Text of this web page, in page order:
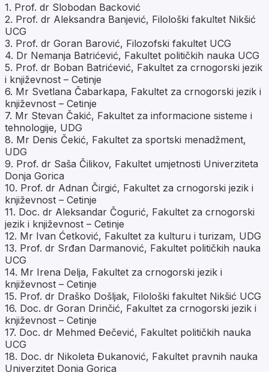
1. Prof. dr Slobodan Backović
2. Prof. dr Aleksandra Banjević, Filološki fakultet Nikšić
UCG
3. Prof. dr Goran Barović, Filozofski fakultet UCG
4. Dr Nemanja Batrićević, Fakultet političkih nauka UCG
5. Prof. dr Boban Batrićević, Fakultet za crnogorski jezik
i književnost – Cetinje
6. Mr Svetlana Čabarkapa, Fakultet za crnogorski jezik i
književnost – Cetinje
7. Mr Stevan Čakić, Fakultet za informacione sisteme i
tehnologije, UDG
8. Mr Denis Čekić, Fakultet za sportski menadžment,
UDG
9. Prof. dr Saša Čilikov, Fakultet umjetnosti Univerziteta
Donja Gorica
10. Prof. dr Adnan Čirgić, Fakultet za crnogorski jezik i
književnost – Cetinje
11. Doc. dr Aleksandar Čogurić, Fakultet za crnogorski
jezik i književnost – Cetinje
12. Mr Ivan Ćetković, Fakultet za kulturu i turizam, UDG
13. Prof. dr Srđan Darmanović, Fakultet političkih nauka
UCG
14. Mr Irena Delja, Fakultet za crnogorski jezik i
književnost – Cetinje
15. Prof. dr Draško Došljak, Filološki fakultet Nikšić UCG
16. Doc. dr Goran Drinčić, Fakultet za crnogorski jezik i
književnost – Cetinje
17. Doc. dr Mehmed Đečević, Fakultet političkih nauka
UCG
18. Doc. dr Nikoleta Đukanović, Fakultet pravnih nauka
Univerzitet Donja Gorica